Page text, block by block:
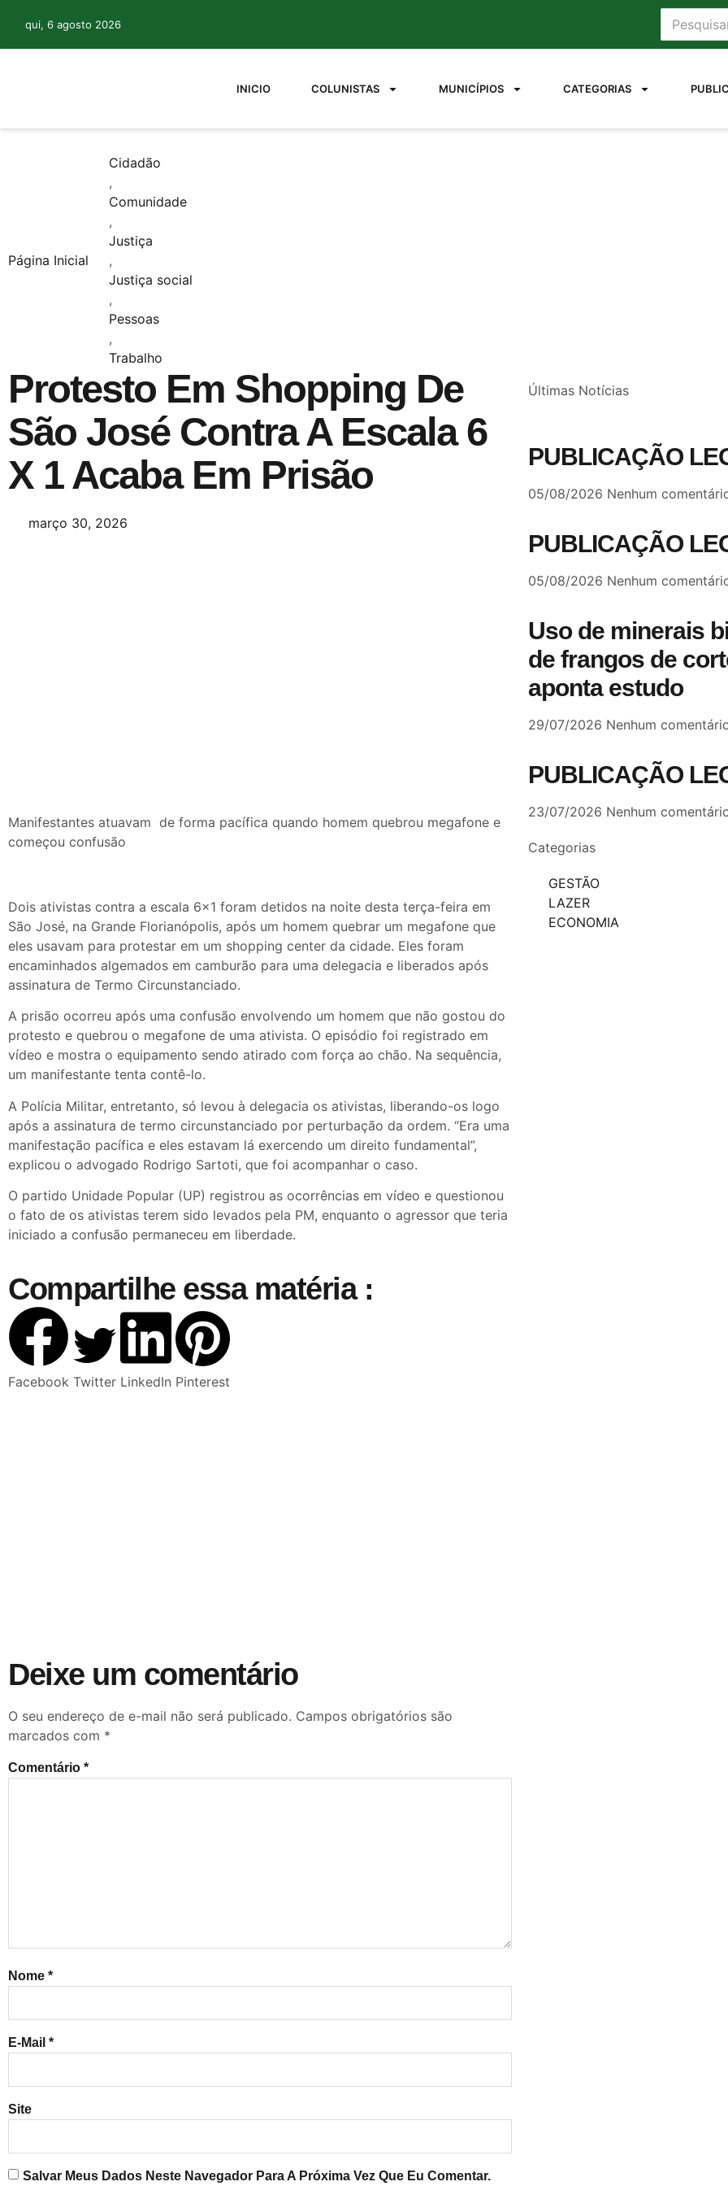
qui, 6 agosto 2026
INICIO COLUNISTAS MUNICÍPIOS CATEGORIAS
Página Inicial
Cidadão
,
Comunidade
,
Justiça
,
Justiça social
,
Pessoas
,
Trabalho
Protesto Em Shopping De
São José Contra A Escala 6
X 1 Acaba Em Prisão
março 30, 2026
Manifestantes atuavam de forma pacífica quando homem quebrou megafone e
começou confusão
Dois ativistas contra a escala 6×1 foram detidos na noite desta terça-feira em
São José, na Grande Florianópolis, após um homem quebrar um megafone que
eles usavam para protestar em um shopping center da cidade. Eles foram
encaminhados algemados em camburão para uma delegacia e liberados após
assinatura de Termo Circunstanciado.
A prisão ocorreu após uma confusão envolvendo um homem que não gostou do
protesto e quebrou o megafone de uma ativista. O episódio foi registrado em
vídeo e mostra o equipamento sendo atirado com força ao chão. Na sequência,
um manifestante tenta contê-lo.
A Polícia Militar, entretanto, só levou à delegacia os ativistas, liberando-os logo
após a assinatura de termo circunstanciado por perturbação da ordem. “Era uma
manifestação pacífica e eles estavam lá exercendo um direito fundamental”,
explicou o advogado Rodrigo Sartoti, que foi acompanhar o caso.
O partido Unidade Popular (UP) registrou as ocorrências em vídeo e questionou
o fato de os ativistas terem sido levados pela PM, enquanto o agressor que teria
iniciado a confusão permaneceu em liberdade.
Compartilhe essa matéria :
Facebook Twitter LinkedIn Pinterest
Deixe um comentário
O seu endereço de e-mail não será publicado. Campos obrigatórios são
marcados com *
Comentário *
Nome *
E-Mail *
Site
Salvar Meus Dados Neste Navegador Para A Próxima Vez Que Eu Comentar.
Últimas Notícias
PUBLICAÇÃO
05/08/2026 Nenhum
PUBLICAÇÃO
05/08/2026 Nenhum
Uso de minerais
de frangos de
aponta estudo
29/07/2026 Nenhum
PUBLICAÇÃO
23/07/2026 Nenhum
Categorias
GESTÃO
LAZER
ECONOMIA